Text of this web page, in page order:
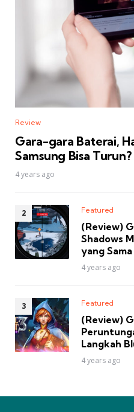
Review
Gara-gara Baterai,
Samsung Bisa Turun?
4 years ago
Featured
(Review)
Shadows
yang
4 years ago
Featured
(Review)
Langkah
4 years ago